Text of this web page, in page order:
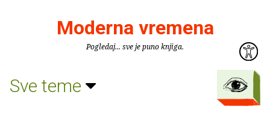
Moderna vremena
Pogledaj... sve je puno knjiga.
Sve teme